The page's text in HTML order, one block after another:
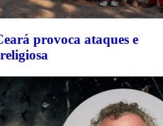
provoca ataques e